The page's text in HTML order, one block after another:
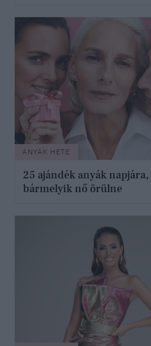
ANYÁK HETE
25 ajándék anyák
bármelyik nő örülne